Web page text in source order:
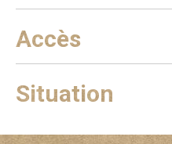
Accès
Situation